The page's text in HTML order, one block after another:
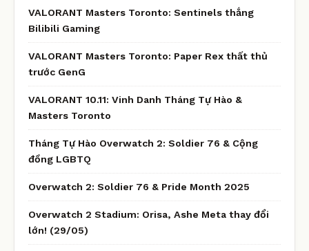
VALORANT Masters Toronto: Sentinels thắng
Bilibili Gaming
VALORANT Masters Toronto: Paper Rex thất thủ
trước GenG
VALORANT 10.11: Vinh Danh Tháng Tự Hào &
Masters Toronto
Tháng Tự Hào Overwatch 2: Soldier 76 & Cộng
đồng LGBTQ
Overwatch 2: Soldier 76 & Pride Month 2025
Overwatch 2 Stadium: Orisa, Ashe Meta thay đổi
lớn! (29/05)